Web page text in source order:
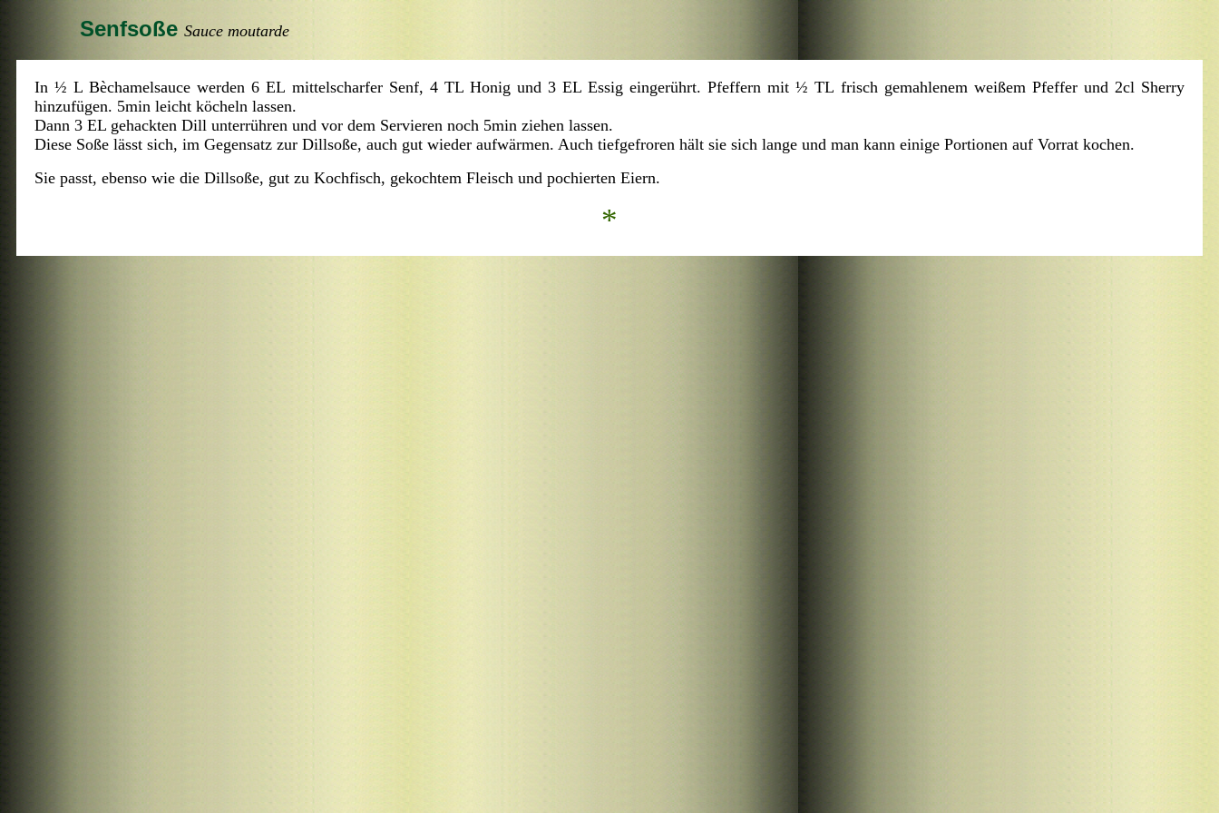
Senfsoße Sauce moutarde
In ½ L Bèchamelsauce werden 6 EL mittelscharfer Senf, 4 TL Honig und 3 EL Essig eingerührt. Pfeffern mit ½ TL frisch gemahlenem weißem Pfeffer und 2cl Sherry
hinzufügen. 5min leicht köcheln lassen.
Dann 3 EL gehackten Dill unterrühren und vor dem Servieren noch 5min ziehen lassen.
Diese Soße lässt sich, im Gegensatz zur Dillsoße, auch gut wieder aufwärmen. Auch tiefgefroren hält sie sich lange und man kann einige Portionen auf Vorrat kochen.
Sie passt, ebenso wie die Dillsoße, gut zu Kochfisch, gekochtem Fleisch und pochierten Eiern.
*